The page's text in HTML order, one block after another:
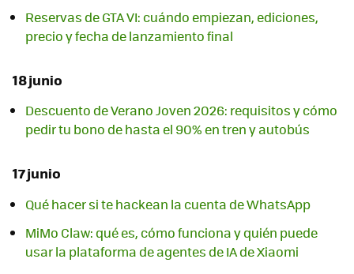
Reservas de GTA VI: cuándo empiezan, ediciones,
precio y fecha de lanzamiento final
18 junio
Descuento de Verano Joven 2026: requisitos y cómo
pedir tu bono de hasta el 90% en tren y autobús
17 junio
Qué hacer si te hackean la cuenta de WhatsApp
MiMo Claw: qué es, cómo funciona y quién puede
usar la plataforma de agentes de IA de Xiaomi